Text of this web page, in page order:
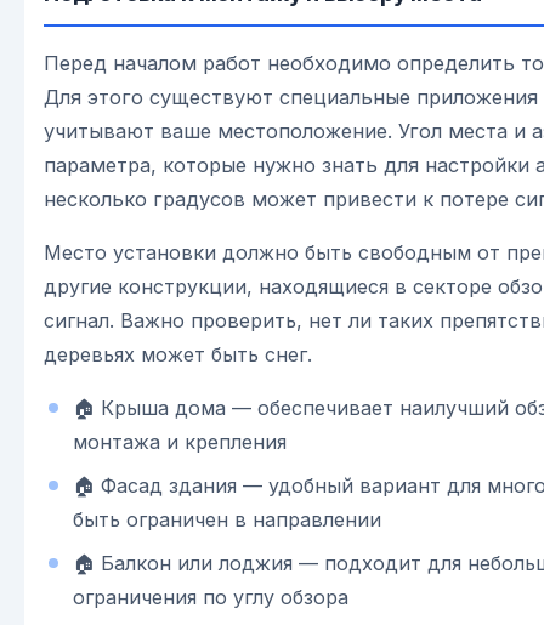
Перед началом работ необходимо определить
Для этого существуют специальные
учитывают ваше местоположение. Угол места и
параметра, которые нужно знать для
несколько градусов может привести к потере
Место установки должно быть свободным от
другие конструкции, находящиеся в секторе
сигнал. Важно проверить, нет ли таких
деревьях может быть снег.
🏠 Крыша дома — обеспечивает наилучший
монтажа и крепления
🏠 Фасад здания — удобный вариант для
быть ограничен в направлении
🏠 Балкон или лоджия — подходит для
ограничения по углу обзора